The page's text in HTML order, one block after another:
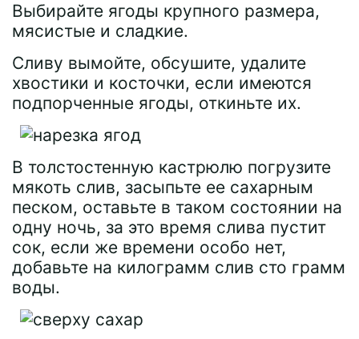
Выбирайте ягоды крупного размера,
мясистые и сладкие.
Сливу вымойте, обсушите, удалите
хвостики и косточки, если имеются
подпорченные ягоды, откиньте их.
В толстостенную кастрюлю погрузите
мякоть слив, засыпьте ее сахарным
песком, оставьте в таком состоянии на
одну ночь, за это время слива пустит
сок, если же времени особо нет,
добавьте на килограмм слив сто грамм
воды.